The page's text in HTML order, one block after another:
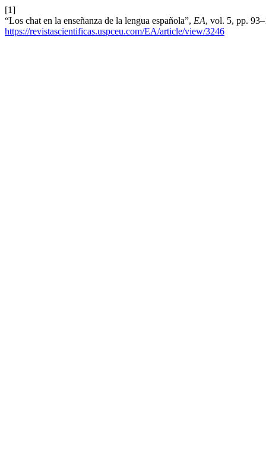
[1]
“Los chat en la enseñanza de la lengua española”, EA, vol. 5, pp.
https://revistascientificas.uspceu.com/EA/article/view/3246